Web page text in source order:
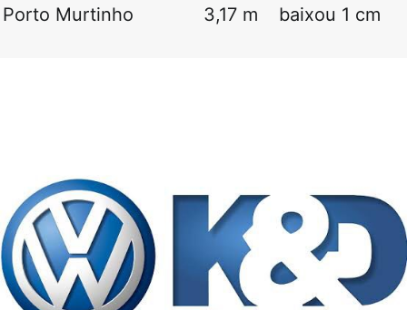
Porto Murtinho 3,17 m baixou 1 cm